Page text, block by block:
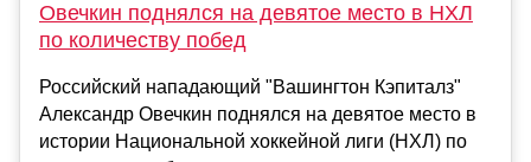
Овечкин поднялся на девятое место в НХЛ
по количеству побед
Российский нападающий "Вашингтон Кэпиталз"
Александр Овечкин поднялся на девятое место в
истории Национальной хоккейной лиги (НХЛ) по